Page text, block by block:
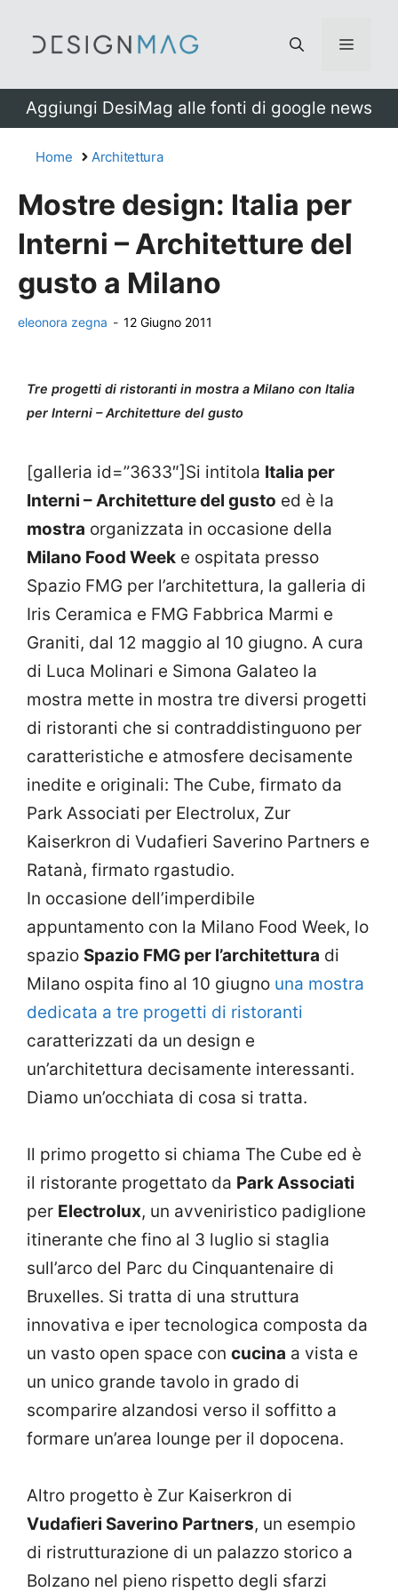
Menu
Aggiungi DesiMag alle fonti di google news
Home Architettura
Mostre design: Italia per
Interni – Architetture del
gusto a Milano
eleonora zegna - 12 Giugno 2011
Tre progetti di ristoranti in mostra a Milano con Italia
per Interni – Architetture del gusto
[galleria id=”3633″]Si intitola Italia per
Interni – Architetture del gusto ed è la
mostra organizzata in occasione della
Milano Food Week e ospitata presso
Spazio FMG per l’architettura, la galleria di
Iris Ceramica e FMG Fabbrica Marmi e
Graniti, dal 12 maggio al 10 giugno. A cura
di Luca Molinari e Simona Galateo la
mostra mette in mostra tre diversi progetti
di ristoranti che si contraddistinguono per
caratteristiche e atmosfere decisamente
inedite e originali: The Cube, firmato da
Park Associati per Electrolux, Zur
Kaiserkron di Vudafieri Saverino Partners e
Ratanà, firmato rgastudio.
In occasione dell’imperdibile
appuntamento con la Milano Food Week, lo
spazio Spazio FMG per l’architettura di
Milano ospita fino al 10 giugno una mostra
dedicata a tre progetti di ristoranti
caratterizzati da un design e
un’architettura decisamente interessanti.
Diamo un’occhiata di cosa si tratta.
Il primo progetto si chiama The Cube ed è
il ristorante progettato da Park Associati
per Electrolux, un avveniristico padiglione
itinerante che fino al 3 luglio si staglia
sull’arco del Parc du Cinquantenaire di
Bruxelles. Si tratta di una struttura
innovativa e iper tecnologica composta da
un vasto open space con cucina a vista e
un unico grande tavolo in grado di
scomparire alzandosi verso il soffitto a
formare un’area lounge per il dopocena.
Altro progetto è Zur Kaiserkron di
Vudafieri Saverino Partners, un esempio
di ristrutturazione di un palazzo storico a
Bolzano nel pieno rispetto degli sfarzi